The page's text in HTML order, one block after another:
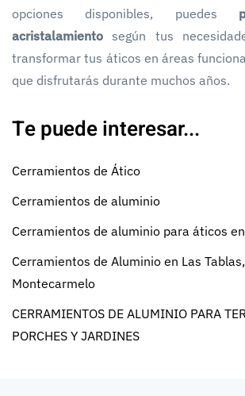
opciones disponibles, puedes
acristalamiento según tus
transformar tus áticos en áreas
que disfrutarás durante muchos años.
Te puede interesar...
Cerramientos de Ático
Cerramientos de aluminio
Cerramientos de aluminio para áticos en
Cerramientos de Aluminio en Las
Montecarmelo
CERRAMIENTOS DE ALUMINIO PARA
PORCHES Y JARDINES